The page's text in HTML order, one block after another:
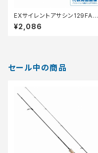
EXサイレントアサシン129FARX
Ｍ−129N
¥2,086
セール中の商品